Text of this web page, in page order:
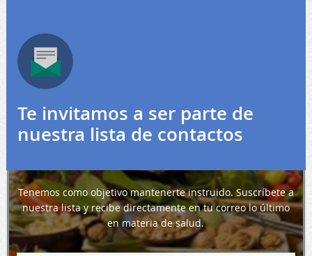
Te invitamos a ser parte de
nuestra lista de contactos
Tenemos como objetivo mantenerte instruido. Suscríbete a
nuestra lista y recibe directamente en tu correo lo último
en materia de salud.